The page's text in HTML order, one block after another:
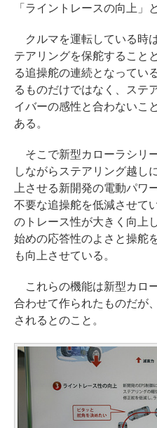
「ライントレースの向上」
クルマを運転している時
テアリングを保舵すること
る追操舵の連続となってい
るものだけではなく、ステ
イバーの感性と合わないこ
ある。
そこで新型カローラシリ
しながらステアリング越し
上させる新開発の電動パワ
不要な追操舵を低減させて
のトレース性が大きく向上
始めの応答性のよさと操舵
も向上させている。
これらの機能は新型カロ
合わせて作られたものだが
されるとのこと。